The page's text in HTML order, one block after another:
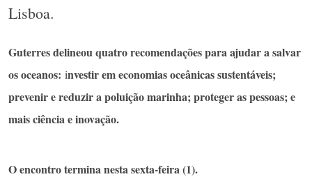
Lisboa.
Guterres delineou quatro recomendações para ajudar a salvar
os oceanos: investir em economias oceânicas sustentáveis;
prevenir e reduzir a poluição marinha; proteger as pessoas; e
mais ciência e inovação.
O encontro termina nesta sexta-feira (1).